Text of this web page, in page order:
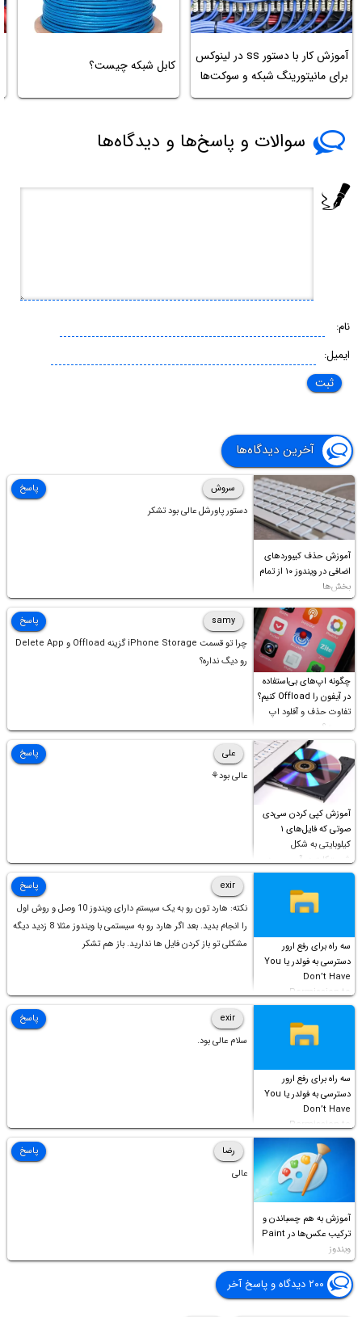
آموزش کار با دستور ss در لینوکس
برای مانیتورینگ شبکه و سوکت‌ها
کابل شبکه چیست؟
سوالات و پاسخ‌ها و دیدگاه‌ها
نام:
ایمیل:
آخرین دیدگاه‌ها
آموزش حذف کیبوردهای
اضافی در ویندوز ۱۰ از تمام
بخش‌ها
سروش
دستور پاورشل عالی بود تشکر
پاسخ
چگونه اپ‌های بی‌استفاده
در آیفون را Offload کنیم؟
تفاوت حذف و آفلود اپ
چیست؟
samy
چرا تو قسمت iPhone Storage گزینه Offload و Delete App
رو دیگ نداره؟
پاسخ
آموزش کپی کردن سی‌دی
صوتی که فایل‌های ۱
کیلوبایتی به شکل
شورت‌کات در آن موجود
است!
علی
عالی بود⚘
پاسخ
سه راه برای رفع ارور
دسترسی به فولدر یا You
Don’t Have
Permission to
Access this folder
exir
نکته: هارد تون رو به یک سیستم دارای ویندوز 10 وصل و روش اول
را انجام بدید. بعد اگر هارد رو به سیستمی با ویندوز مثلا 8 زدید دیگه
مشکلی تو باز کردن فایل ها ندارید. باز هم تشکر
پاسخ
سه راه برای رفع ارور
دسترسی به فولدر یا You
Don’t Have
Permission to
Access this folder
exir
سلام عالی بود.
پاسخ
آموزش به هم چسباندن و
ترکیب عکس‌ها در Paint
ویندوز
رضا
عالی
پاسخ
۲۰۰ دیدگاه و پاسخ آخر